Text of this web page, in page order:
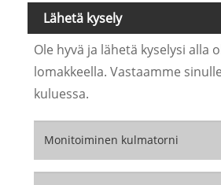
Lähetä kysely
Ole hyvä ja lähetä kyselysi alla
lomakkeella. Vastaamme
kuluessa.